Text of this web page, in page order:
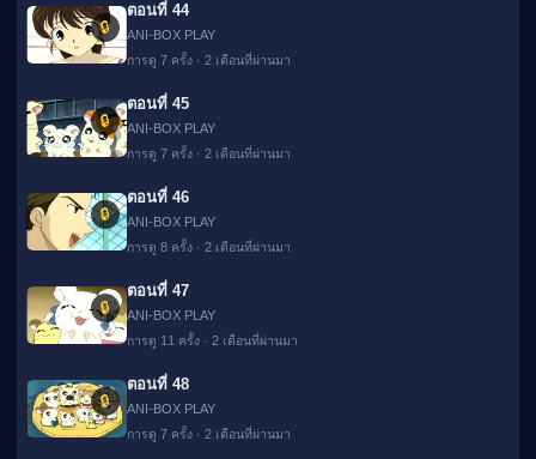
🔒
ตอนที่ 44
ANI-BOX PLAY
การดู 7 ครั้ง · 2 เดือนที่ผ่านมา
🔒
ตอนที่ 45
ANI-BOX PLAY
การดู 7 ครั้ง · 2 เดือนที่ผ่านมา
🔒
ตอนที่ 46
ANI-BOX PLAY
การดู 8 ครั้ง · 2 เดือนที่ผ่านมา
🔒
ตอนที่ 47
ANI-BOX PLAY
การดู 11 ครั้ง · 2 เดือนที่ผ่านมา
🔒
ตอนที่ 48
ANI-BOX PLAY
การดู 7 ครั้ง · 2 เดือนที่ผ่านมา